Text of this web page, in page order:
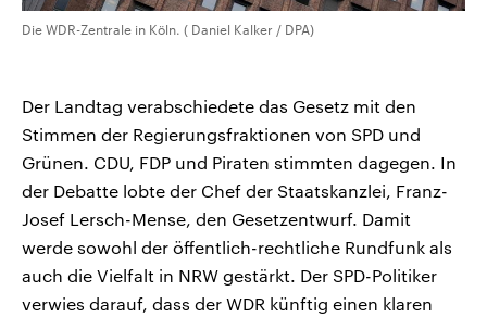
Die WDR-Zentrale in Köln. ( Daniel Kalker / DPA)
Der Landtag verabschiedete das Gesetz mit den
Stimmen der Regierungsfraktionen von SPD und
Grünen. CDU, FDP und Piraten stimmten dagegen. In
der Debatte lobte der Chef der Staatskanzlei, Franz-
Josef Lersch-Mense, den Gesetzentwurf. Damit
werde sowohl der öffentlich-rechtliche Rundfunk als
auch die Vielfalt in NRW gestärkt. Der SPD-Politiker
verwies darauf, dass der WDR künftig einen klaren